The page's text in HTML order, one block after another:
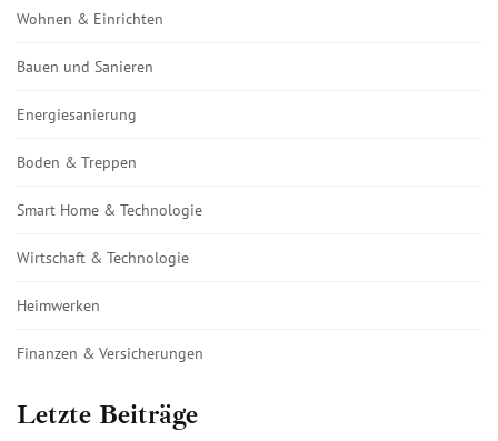
Wohnen & Einrichten
Bauen und Sanieren
Energiesanierung
Boden & Treppen
Smart Home & Technologie
Wirtschaft & Technologie
Heimwerken
Finanzen & Versicherungen
Letzte Beiträge